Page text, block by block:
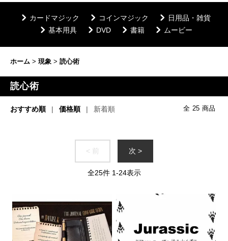
カードマジック コインマジック
日用品・雑貨
基本用具
DVD 書籍 ムービー
ホーム > 現象 > 読心術
読心術
おすすめ順 価格順 新着順 全 25 商品
< 前 次 >
全25件 1-24表示